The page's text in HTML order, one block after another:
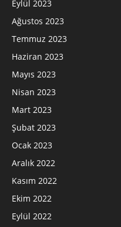
Eylül 2023
Ağustos 2023
Temmuz 2023
Haziran 2023
Mayıs 2023
Nisan 2023
Mart 2023
Şubat 2023
Ocak 2023
Aralık 2022
Kasım 2022
Ekim 2022
Eylül 2022